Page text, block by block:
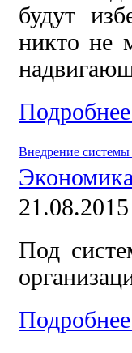
будут
никто не
Внедрение системы
Под